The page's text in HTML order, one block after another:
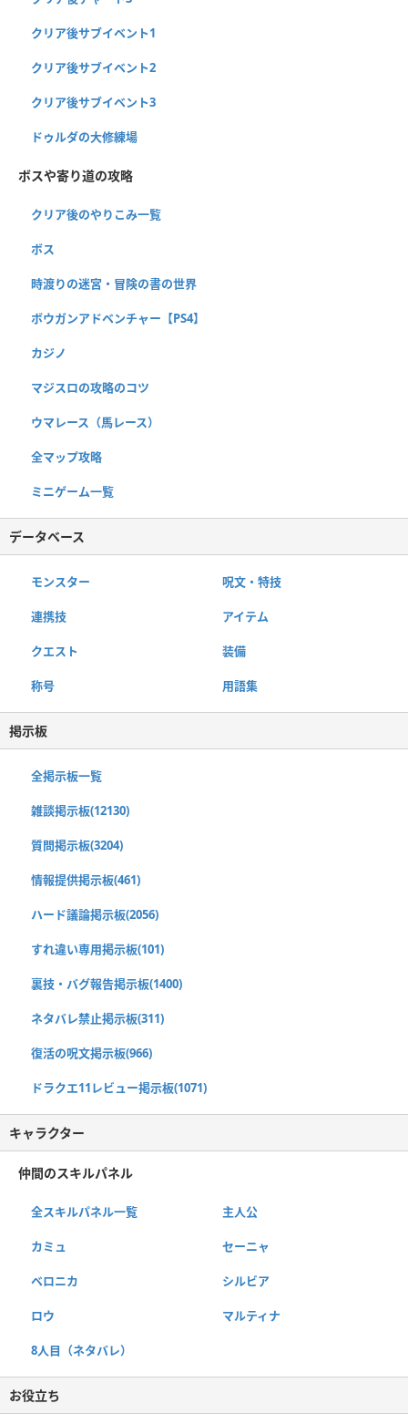
クリア後サブイベント1
クリア後サブイベント2
クリア後サブイベント3
ドゥルダの大修練場
ボスや寄り道の攻略
クリア後のやりこみ一覧
ボス
時渡りの迷宮・冒険の書の世界
ボウガンアドベンチャー【PS4】
カジノ
マジスロの攻略のコツ
ウマレース（馬レース）
全マップ攻略
ミニゲーム一覧
データベース
モンスター 呪文・特技
連携技 アイテム
クエスト 装備
称号 用語集
掲示板
全掲示板一覧
雑談掲示板(12130)
質問掲示板(3204)
情報提供掲示板(461)
ハード議論掲示板(2056)
すれ違い専用掲示板(101)
裏技・バグ報告掲示板(1400)
ネタバレ禁止掲示板(311)
復活の呪文掲示板(966)
ドラクエ11レビュー掲示板(1071)
キャラクター
仲間のスキルパネル
全スキルパネル一覧 主人公
カミュ セーニャ
ベロニカ シルビア
ロウ マルティナ
8人目（ネタバレ）
お役立ち